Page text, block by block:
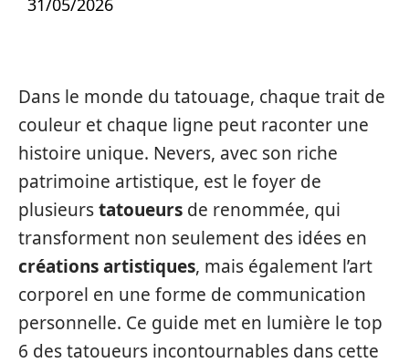
31/05/2026
Dans le monde du tatouage, chaque trait de
couleur et chaque ligne peut raconter une
histoire unique. Nevers, avec son riche
patrimoine artistique, est le foyer de
plusieurstatoueurs de renommée, qui
transforment non seulement des idées en
créations artistiques, mais également l’art
corporel en une forme de communication
personnelle. Ce guide met en lumière le top
6 des tatoueurs incontournables dans cette